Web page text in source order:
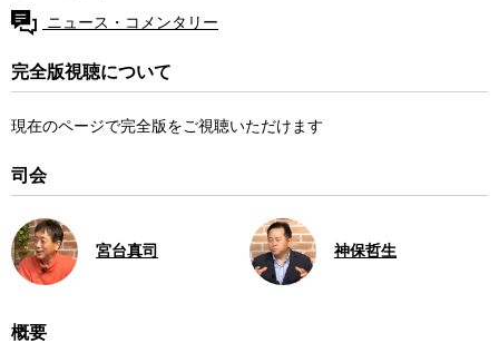
ニュース・コメンタリー
完全版視聴について
現在のページで完全版をご視聴いただけます
司会
宮台真司 神保哲生
概要